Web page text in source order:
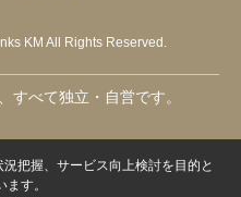
KM All Rights Reserved.
すべて独立・自営です。
把握、サービス向上検討を目的と
す。